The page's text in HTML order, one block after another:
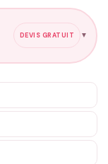
DEVIS GRATUIT ▼
selon la demande